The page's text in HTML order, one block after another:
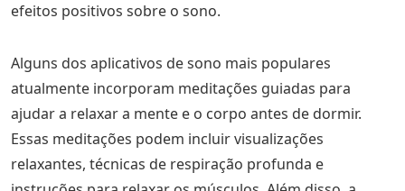
efeitos positivos sobre o sono.
Alguns dos aplicativos de sono mais populares
atualmente incorporam meditações guiadas para
ajudar a relaxar a mente e o corpo antes de dormir.
Essas meditações podem incluir visualizações
relaxantes, técnicas de respiração profunda e